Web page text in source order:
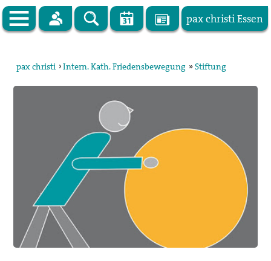
pax christi Essen
Kampagnen
Publikationen
Facebook
Kontakt
pax christi ›Intern. Kath. Friedensbewegung »Stiftung